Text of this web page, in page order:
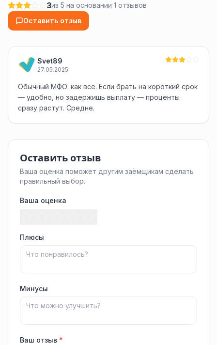
3из 5 на основании 1 отзывов
Оставить отзыв
Svet89
27.05.2025
Обычный МФО: как все. Если брать на короткий срок
— удобно, но задержишь выплату — проценты
сразу растут. Средне.
Оставить отзыв
Ваша оценка поможет другим заёмщикам сделать
правильный выбор.
Ваша оценка
Плюсы
Минусы
Ваш отзыв *